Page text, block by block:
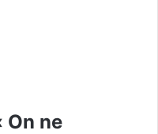
On ne